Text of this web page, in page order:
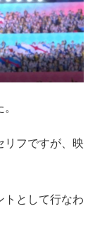
リフですが、映
トとして行なわ